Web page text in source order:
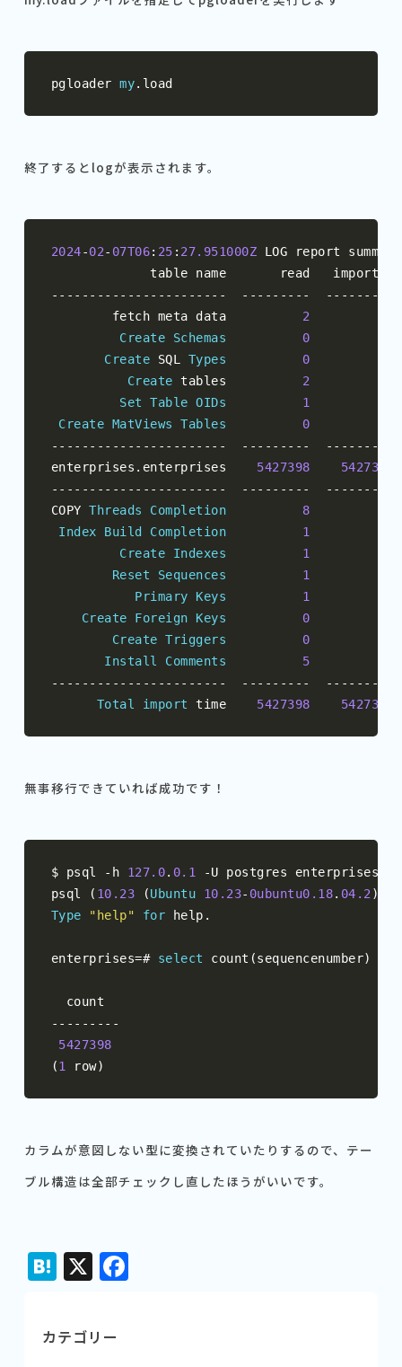
pgloader my. load
終了するとlogが表示されます。
2024-02- 07T06: 25 : 27.951000Z LOG report
----------------------- ---------
---------
        fetch meta data
2
Create
Schemas 0
Create SQL Types 0
Create tables 2
Set
Table OIDs 1
Create MatViews Tables 0
-----------------------
---------
---------
enterprises . enterprises 5427398
5427398
-----------------------
---------
---------
COPY Threads Completion 8
Index
Build Completion 1
Create
Indexes 1
Reset
Sequences 1
Primary
Keys 1
Create
Foreign Keys 0
Create Triggers 0
Install
Comments 5
-----------------------
---------
---------
Total
import time 5427398 5427398
無事移行できていれば成功です！
$ psql - h 127.0. 0.1 -U postgres enterprises
psql
( 10.23 (Ubuntu 10.23- 0ubuntu0.18. 04.2),
Type
"help" for help .
enterprises=# select count (sequencenumber)
---------
5427398
(1 row)
カラムが意図しない型に変換されていたりするので、テー
ブル構造は全部チェックし直したほうがいいです。
Hatena
X Facebook
カテゴリー